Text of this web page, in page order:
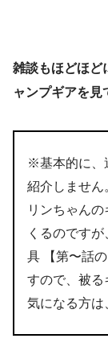
雑談もほどほど
ャンプギアを見
※基本的に、
紹介しません
リンちゃん
くるのです
具 【第〜話
すので、被る
気になる方は